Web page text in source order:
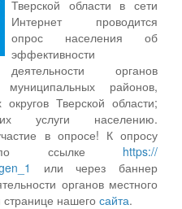
Тверской области в сети
Интернет проводится
опрос населения об
эффективности
деятельности органов
муниципальных районов,
Тверской области;
услуги населению.
в опросе! К опросу
по ссылке https://
или через баннер
органов местного
нашего сайта.